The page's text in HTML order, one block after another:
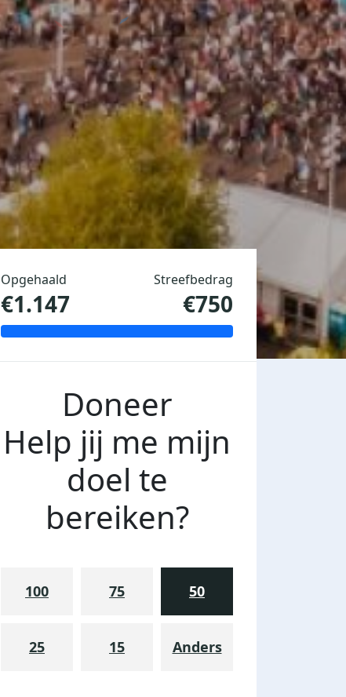
Opgehaald
€1.147
Streefbedrag
€750
Doneer
Help jij me mijn
doel te
bereiken?
100 75 50
25 15 Anders